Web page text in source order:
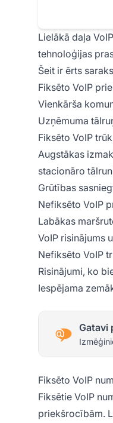
Lielākā daļa
tehnoloģijas
Šeit ir ērts
Fiksēto VoIP
Vienkārša
Uzņēmuma
Fiksēto VoIP
Augstākas
stacionāro
Grūtības
Nefiksēto VoIP
Labākas
VoIP risinājums
Nefiksēto VoIP
Risinājumi, ko
Iespējama
Gatavi
Fiksēto VoIP
Fiksētie VoIP
priekšrocībām.